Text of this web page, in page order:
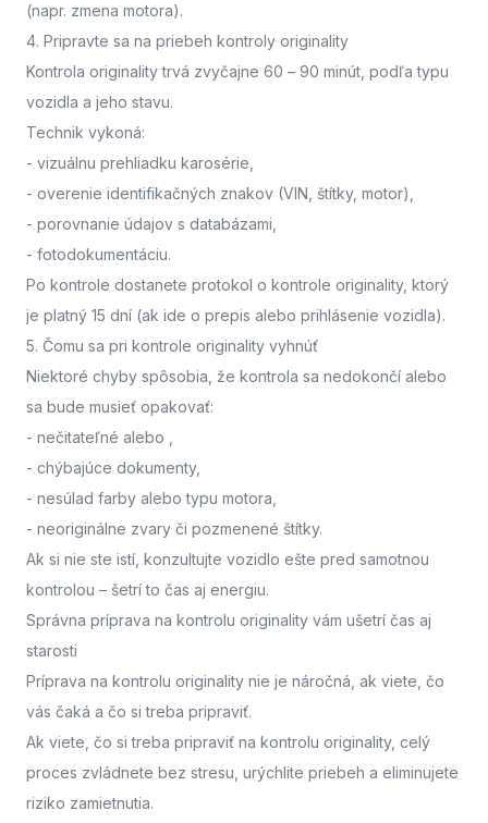
(napr. zmena motora).
4. Pripravte sa na priebeh kontroly originality
Kontrola originality trvá zvyčajne 60 – 90 minút , podľa typu
vozidla a jeho stavu.
Technik vykoná:
- vizuálnu prehliadku karosérie,
- overenie identifikačných znakov (VIN, štítky, motor),
- porovnanie údajov s databázami,
- fotodokumentáciu.
Po kontrole dostanete protokol o kontrole originality, ktorý
je platný 15 dní (ak ide o prepis alebo prihlásenie vozidla).
5. Čomu sa pri kontrole originality vyhnúť
Niektoré chyby spôsobia, že kontrola sa nedokončí alebo
sa bude musieť opakovať:
- nečitateľné alebo
- chýbajúce dokumenty,
- nesúlad farby alebo typu motora,
- neoriginálne zvary či pozmenené štítky.
Ak si nie ste istí, konzultujte vozidlo ešte pred samotnou
kontrolou – šetrí to čas aj energiu.
Správna príprava na kontrolu originality vám ušetrí čas aj
starosti
Príprava na kontrolu originality nie je náročná, ak viete, čo
vás čaká a čo si treba pripraviť.
Ak viete, čo si treba pripraviť na kontrolu originality, celý
proces zvládnete bez stresu, urýchlite priebeh a eliminujete
riziko zamietnutia.